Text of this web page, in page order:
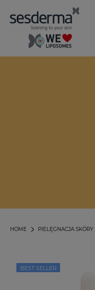
PIELĘGNACJA SKÓRY
HOME
BEST SELLER